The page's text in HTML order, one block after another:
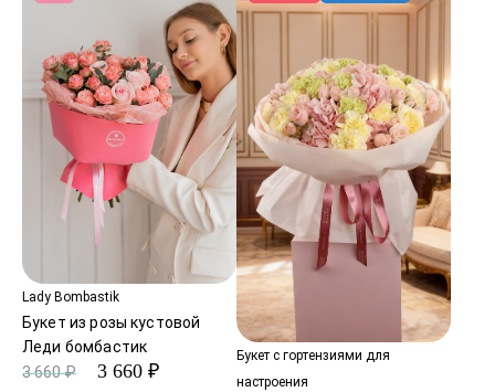
Lady Bombastik
Букет из розы кустовой
Леди бомбастик
3 660 ₽
3 660 ₽
Букет с гортензиями для
настроения